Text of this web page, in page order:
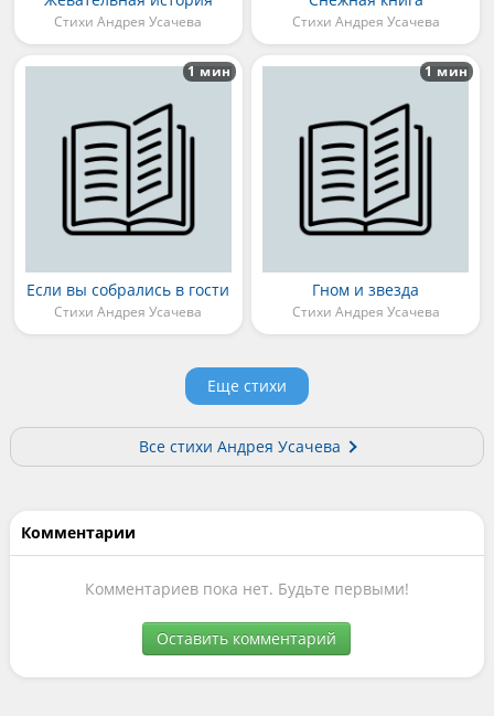
Стихи Андрея Усачева Стихи Андрея Усачева
Если вы собрались в гости
Стихи Андрея Усачева
1 мин
Гном и звезда
Стихи Андрея Усачева
1 мин
Еще стихи
Все стихи Андрея Усачева
Комментарии
Комментариев пока нет. Будьте первыми!
Оставить комментарий